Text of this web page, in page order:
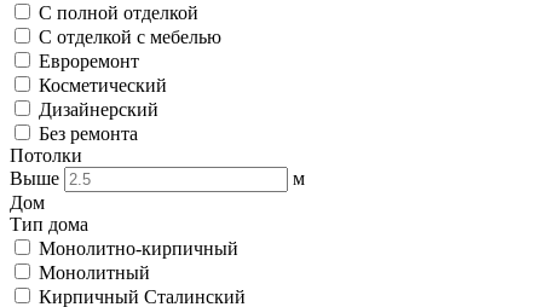
С полной отделкой
С отделкой с мебелью
Евроремонт
Косметический
Дизайнерский
Без ремонта
Потолки
Выше
м
Дом
Тип дома
Монолитно-кирпичный
Монолитный
Кирпичный Сталинский